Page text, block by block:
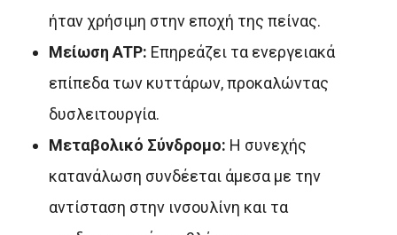
ήταν χρήσιμη στην εποχή της πείνας.
Μείωση ATP: Επηρεάζει τα ενεργειακά
επίπεδα των κυττάρων, προκαλώντας
δυσλειτουργία.
Μεταβολικό Σύνδρομο: Η συνεχής
κατανάλωση συνδέεται άμεσα με την
αντίσταση στην ινσουλίνη και τα